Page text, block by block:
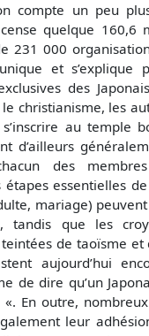
compte un peu
quelque 160,6
231 000
et s’explique
des
christianisme, les
au temple
d’ailleurs
des
essentielles
mariage)
tandis que les
de taoïsme et
aujourd’hui
de dire qu’un
En outre,
leur